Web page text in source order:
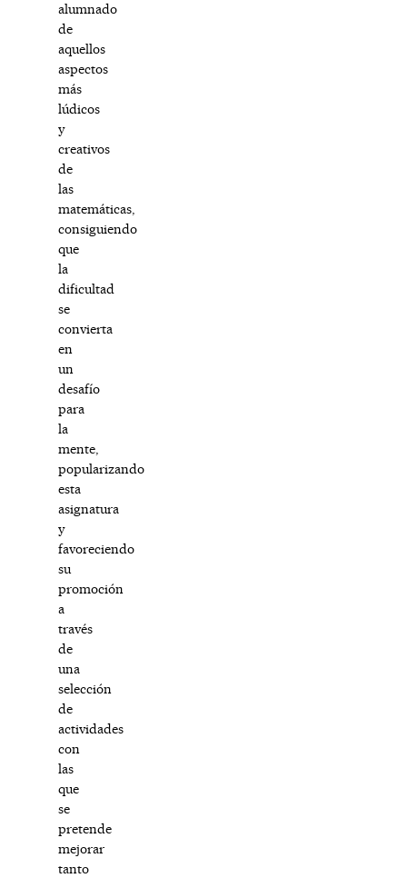
alumnado
de
aquellos
aspectos
más
lúdicos
y
creativos
de
las
matemáticas,
consiguiendo
que
la
dificultad
se
convierta
en
un
desafío
para
la
mente,
popularizando
esta
asignatura
y
favoreciendo
su
promoción
a
través
de
una
selección
de
actividades
con
las
que
se
pretende
mejorar
tanto